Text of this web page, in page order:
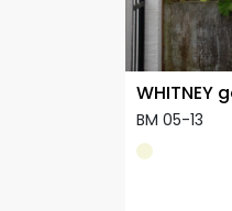
WHITNEY
BM 05-13